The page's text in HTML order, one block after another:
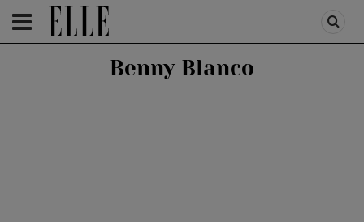
HOMEPAGE /PEOPLE
Benny Blanco